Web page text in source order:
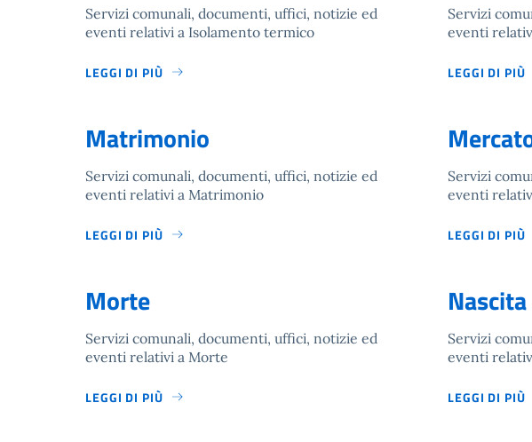
Servizi comunali, documenti, uffici, notizie ed
eventi relativi a Isolamento termico
LEGGI DI PIÙ
Servizi
eventi
LEGGI DI PIÙ
Matrimonio
Servizi comunali, documenti, uffici, notizie ed
eventi relativi a Matrimonio
LEGGI DI PIÙ
Servizi
eventi
LEGGI DI PIÙ
Morte
Servizi comunali, documenti, uffici, notizie ed
eventi relativi a Morte
LEGGI DI PIÙ
Nascita
Servizi
eventi
LEGGI DI PIÙ